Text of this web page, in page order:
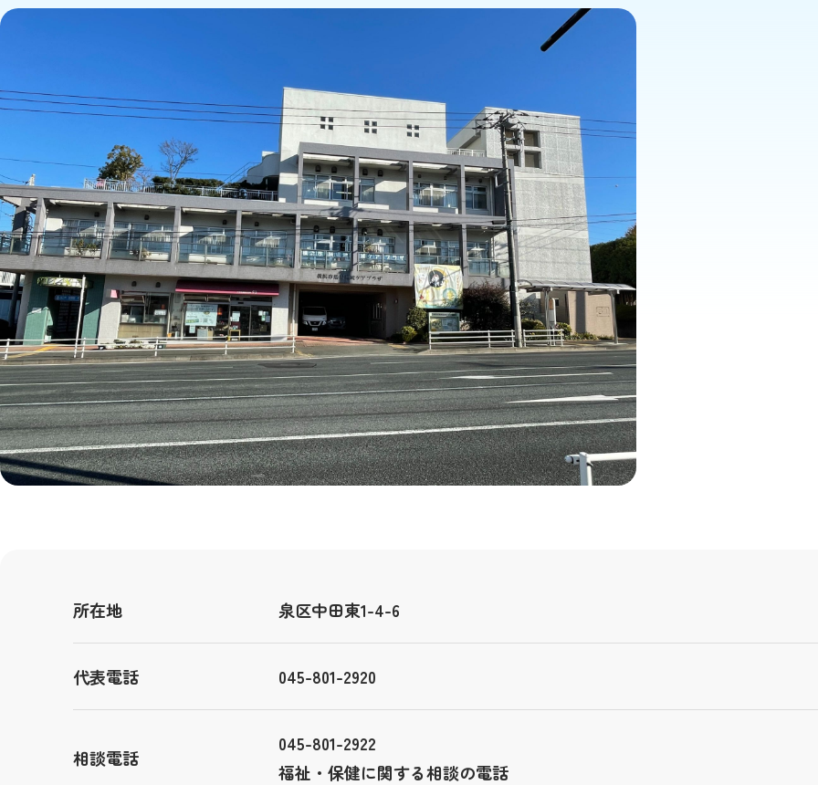
所在地 泉区中田東1-4-6
代表電話 045-801-2920
相談電話
045-801-2922
福祉・保健に関する相談の電話